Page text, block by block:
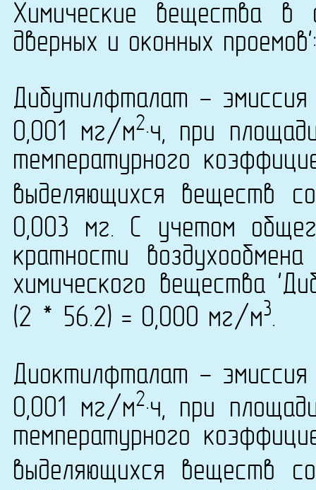
Химические вещества в
дверных и оконных проемов':
Дибутилфталат - эмиссия
0,001 мг/м2·ч, при
температурного
выделяющихся веществ
0,003 мг. С учетом
кратности
химического вещества
(2 * 56.2) = 0,000 мг/м3.
Диоктилфталат - эмиссия
0,001 мг/м2·ч, при
температурного
выделяющихся веществ